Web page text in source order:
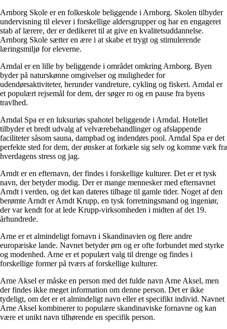
Arnborg Skole er en folkeskole beliggende i Arnborg. Skolen tilbyder
undervisning til elever i forskellige aldersgrupper og har en engageret
stab af lærere, der er dedikeret til at give en kvalitetsuddannelse.
Arnborg Skole sætter en ære i at skabe et trygt og stimulerende
læringsmiljø for eleverne.
Arndal er en lille by beliggende i området omkring Arnborg. Byen
byder på naturskønne omgivelser og muligheder for
udendørsaktiviteter, herunder vandreture, cykling og fiskeri. Arndal er
et populært rejsemål for dem, der søger ro og en pause fra byens
travlhed.
Arndal Spa er en luksuriøs spahotel beliggende i Arndal. Hotellet
tilbyder et bredt udvalg af velværebehandlinger og afslappende
faciliteter såsom sauna, dampbad og indendørs pool. Arndal Spa er det
perfekte sted for dem, der ønsker at forkæle sig selv og komme væk fra
hverdagens stress og jag.
Arndt er en efternavn, der findes i forskellige kulturer. Det er et tysk
navn, der betyder modig. Der er mange mennesker med efternavnet
Arndt i verden, og det kan dateres tilbage til gamle tider. Noget af den
berømte Arndt er Arndt Krupp, en tysk forretningsmand og ingeniør,
der var kendt for at lede Krupp-virksomheden i midten af det 19.
århundrede.
Arne er et almindeligt fornavn i Skandinavien og flere andre
europæiske lande. Navnet betyder ørn og er ofte forbundet med styrke
og modenhed. Arne er et populært valg til drenge og findes i
forskellige former på tværs af forskellige kulturer.
Arne Aksel er måske en person med det fulde navn Arne Aksel, men
der findes ikke meget information om denne person. Det er ikke
tydeligt, om det er et almindeligt navn eller et specifikt individ. Navnet
Arne Aksel kombinerer to populære skandinaviske fornavne og kan
være et unikt navn tilhørende en specifik person.